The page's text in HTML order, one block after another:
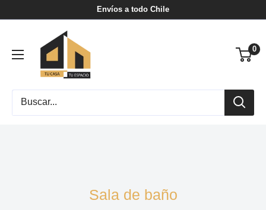
contenido
Envíos a todo Chile
Casa
Tu
0
Sala de baño